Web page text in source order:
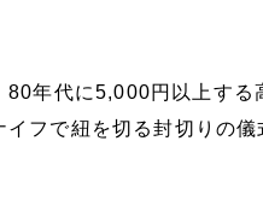
80年代に5,000円以上す
イフで紐を切る封切りの儀